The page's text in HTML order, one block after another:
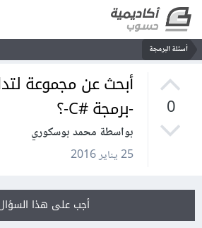
أسئلة البرمجة
0
-برمجة #C-؟
بواسطة محمد بوسكوري
25 يناير 2016
أجب على هذا السؤال